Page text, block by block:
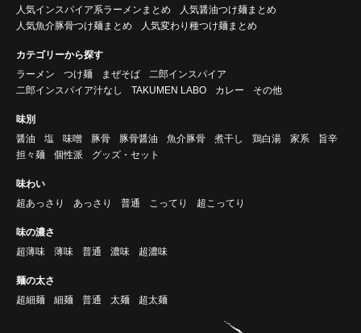
人気インスパイア系ラーメンまとめ
人気醤油つけ麺まとめ
人気魚介豚骨つけ麺まとめ
人気変わり種つけ麺まとめ
カテゴリーから探す
ラーメン
つけ麺 まぜそば
二郎インスパイア
二郎インスパイア汁なし
TAKUMEN LABO カレー その他
味別
醤油
塩 味噌 豚骨 豚骨醤油 魚介豚骨 煮干し 鶏白湯 家系
旨辛
担々麺
個性派 グッズ・セット
味わい
超あっさり
あっさり 普通 こってり 超こってり
味の濃さ
超薄味
薄味 普通 濃味 超濃味
麺の太さ
超細麺
細麺 普通 太麺 超太麺